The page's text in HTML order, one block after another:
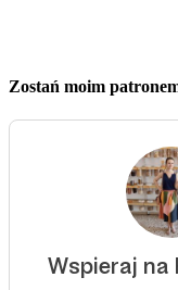
Zostań moim